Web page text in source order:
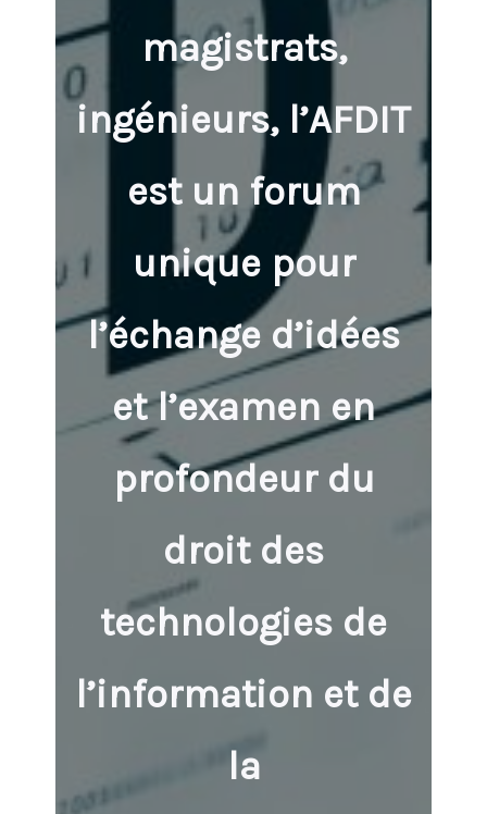
magistrats,
ingénieurs, l’AFDIT
est un forum
unique pour
l’échange d’idées
et l’examen en
profondeur du
droit des
technologies de
l’information et de
la